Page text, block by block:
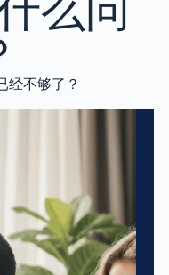
么问
经不够了？